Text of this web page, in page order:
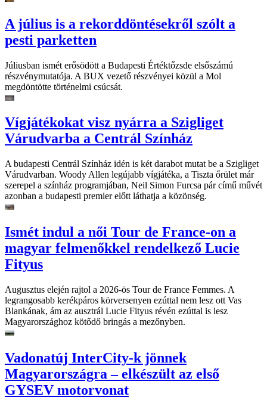
A július is a rekorddöntésekről szólt a
pesti parketten
Júliusban ismét erősödött a Budapesti Értéktőzsde elsőszámú
részvénymutatója. A BUX vezető részvényei közül a Mol
megdöntötte történelmi csúcsát.
Vígjátékokat visz nyárra a Szigliget
Várudvarba a Centrál Színház
A budapesti Centrál Színház idén is két darabot mutat be a Szigliget
Várudvarban. Woody Allen legújabb vígjátéka, a Tiszta őrület már
szerepel a színház programjában, Neil Simon Furcsa pár című művét
azonban a budapesti premier előtt láthatja a közönség.
Ismét indul a női Tour de France-on a
magyar felmenőkkel rendelkező Lucie
Fityus
Augusztus elején rajtol a 2026-ös Tour de France Femmes. A
legrangosabb kerékpáros körversenyen ezúttal nem lesz ott Vas
Blankának, ám az ausztrál Lucie Fityus révén ezúttal is lesz
Magyarországhoz kötődő bringás a mezőnyben.
Vadonatúj InterCity-k jönnek
Magyarországra – elkészült az első
GYSEV motorvonat